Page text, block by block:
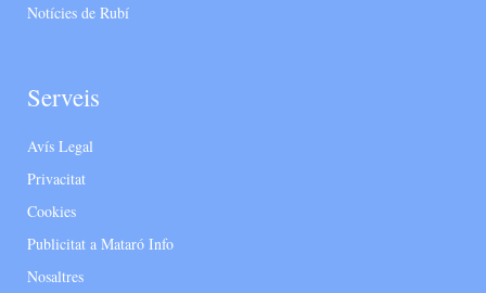
Notícies de Rubí
Serveis
Avís Legal
Privacitat
Cookies
Publicitat a Mataró Info
Nosaltres